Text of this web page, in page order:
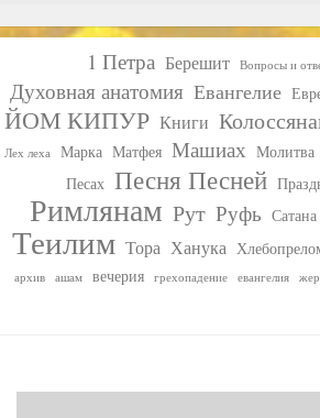
1 Петра Берешит Вопросы и
Духовная анатомия Евангелие
ЙОМ КИПУР Книги
Лех леха Марка Матфея Машиах Молитва
Песах Песня Песней
Римлянам Рут Руфь Сатана
Теилим Тора Ханука
архив ашам вечерия грехопадение евангелия